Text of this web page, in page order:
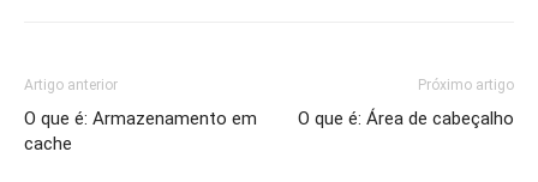
Artigo anterior
O que é: Armazenamento em
cache
Próximo artigo
O que é: Área de cabeçalho